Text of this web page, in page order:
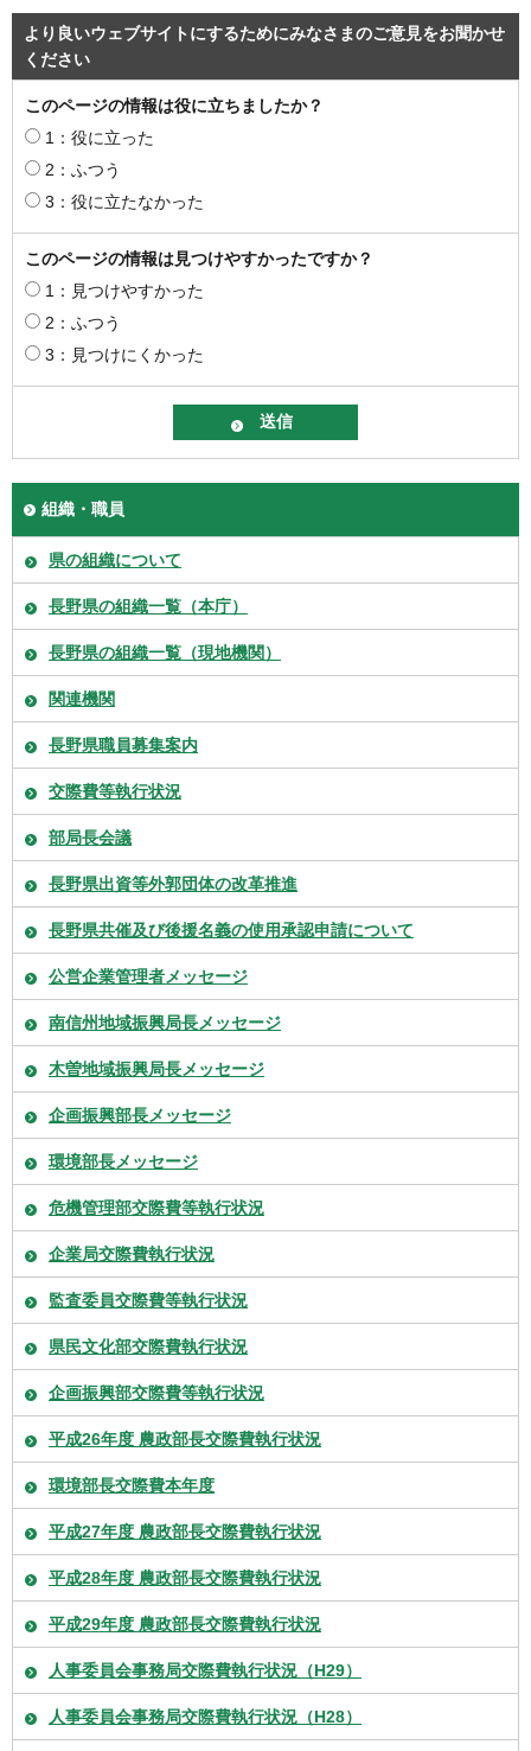
より良いウェブサイトにするためにみなさまのご意見をお聞かせ
ください
このページの情報は役に立ちましたか？
1：役に立った
2：ふつう
3：役に立たなかった
このページの情報は見つけやすかったですか？
1：見つけやすかった
2：ふつう
3：見つけにくかった
組織・職員
県の組織について
長野県の組織一覧（本庁）
長野県の組織一覧（現地機関）
関連機関
長野県職員募集案内
交際費等執行状況
部局長会議
長野県出資等外郭団体の改革推進
長野県共催及び後援名義の使用承認申請について
公営企業管理者メッセージ
南信州地域振興局長メッセージ
木曽地域振興局長メッセージ
企画振興部長メッセージ
環境部長メッセージ
危機管理部交際費等執行状況
企業局交際費執行状況
監査委員交際費等執行状況
県民文化部交際費執行状況
企画振興部交際費等執行状況
平成26年度 農政部長交際費執行状況
環境部長交際費本年度
平成27年度 農政部長交際費執行状況
平成28年度 農政部長交際費執行状況
平成29年度 農政部長交際費執行状況
人事委員会事務局交際費執行状況（H29）
人事委員会事務局交際費執行状況（H28）